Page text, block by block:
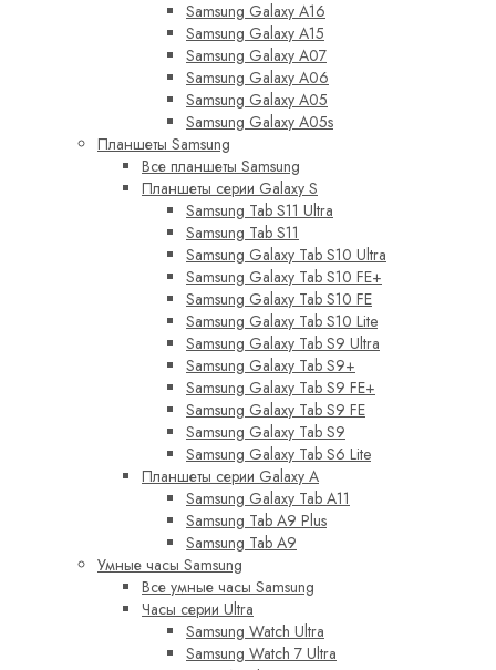
Samsung Galaxy A16
Samsung Galaxy A15
Samsung Galaxy A07
Samsung Galaxy A06
Samsung Galaxy A05
Samsung Galaxy A05s
Планшеты Samsung
Все планшеты Samsung
Планшеты серии Galaxy S
Samsung Tab S11 Ultra
Samsung Tab S11
Samsung Galaxy Tab S10 Ultra
Samsung Galaxy Tab S10 FE+
Samsung Galaxy Tab S10 FE
Samsung Galaxy Tab S10 Lite
Samsung Galaxy Tab S9 Ultra
Samsung Galaxy Tab S9+
Samsung Galaxy Tab S9 FE+
Samsung Galaxy Tab S9 FE
Samsung Galaxy Tab S9
Samsung Galaxy Tab S6 Lite
Планшеты серии Galaxy A
Samsung Galaxy Tab A11
Samsung Tab A9 Plus
Samsung Tab A9
Умные часы Samsung
Все умные часы Samsung
Часы серии Ultra
Samsung Watch Ultra
Samsung Watch 7 Ultra